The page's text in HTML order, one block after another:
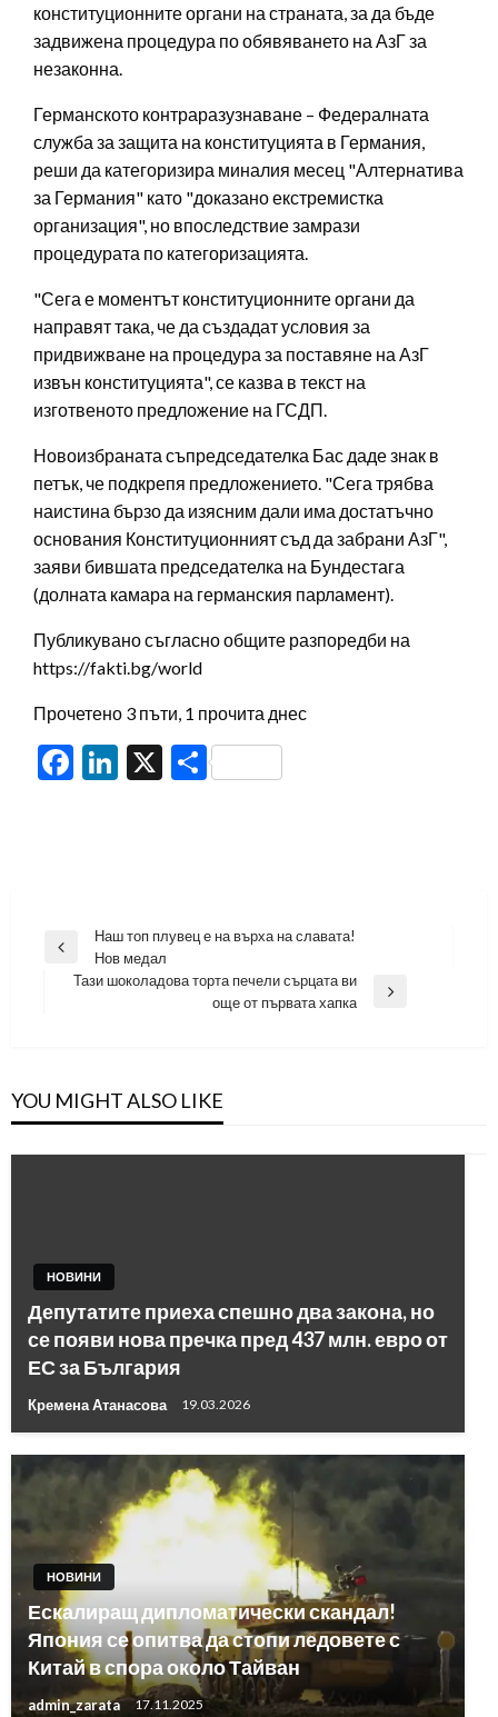
конституционните органи на страната, за да бъде
задвижена процедура по обявяването на АзГ за
незаконна.
Германското контраразузнаване – Федералната
служба за защита на конституцията в Германия,
реши да категоризира миналия месец "Алтернатива
за Германия" като "доказано екстремистка
организация", но впоследствие замрази
процедурата по категоризацията.
"Сега е моментът конституционните органи да
направят така, че да създадат условия за
придвижване на процедура за поставяне на АзГ
извън конституцията", се казва в текст на
изготвеното предложение на ГСДП.
Новоизбраната съпредседателка Бас даде знак в
петък, че подкрепя предложението. "Сега трябва
наистина бързо да изясним дали има достатъчно
основания Конституционният съд да забрани АзГ",
заяви бившата председателка на Бундестага
(долната камара на германския парламент).
Публикувано съгласно общите разпоредби на
https://fakti.bg/world
Прочетено 3 пъти, 1 прочита днес
Facebook
LinkedIn
X Share
Навигация
Previous
Наш топ плувец е на върха на славата!
Нов медал
Тази шоколадова торта печели сърцата ви
още от първата хапка
YOU MIGHT ALSO LIKE
НОВИНИ
Депутатите приеха спешно два закона, но
се появи нова пречка пред 437 млн. евро от
ЕС за България
Кремена Атанасова 19.03.2026
НОВИНИ
Ескалиращ дипломатически скандал!
Япония се опитва да стопи ледовете с
Китай в спора около Тайван
admin_zarata 17.11.2025